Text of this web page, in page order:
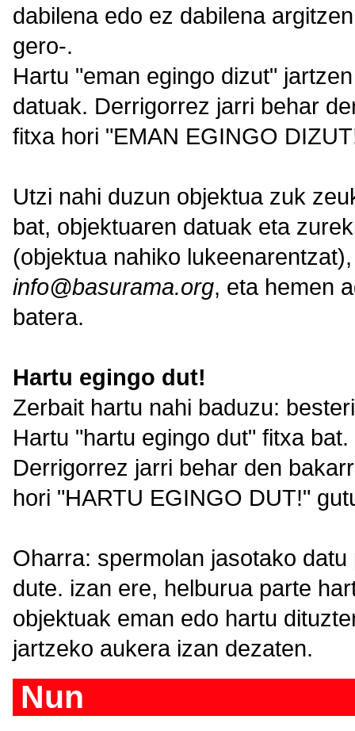
dabilena edo ez dabilena
gero-.
Hartu "eman egingo dizut"
datuak. Derrigorrez jarri behar
fitxa hori "EMAN EGINGO
Utzi nahi duzun objektua zuk
bat, objektuaren datuak eta
(objektua nahiko
info@basurama.org, eta hemen
batera.
Hartu egingo dut!
Zerbait hartu nahi baduzu:
Hartu "hartu egingo dut" fitxa
Derrigorrez jarri behar den
hori "HARTU EGINGO DUT!"
Oharra: spermolan jasotako
dute. izan ere, helburua parte
objektuak eman edo hartu
jartzeko aukera izan dezaten.
Nun